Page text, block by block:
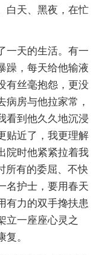
白天、黑夜，在忙
一天的生活。有一
躁，每天给他输液
有丝毫抱怨，更没
病房与他拉家常，
看到他久久地沉浸
贴近了，我更理解
院时他紧紧拉着我
所有的委屈、不快
名护士，要用春天
有力的双手搀扶患
立一座座心灵之
。